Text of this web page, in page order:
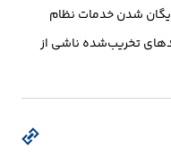
شدن خدمات نظام
تخریب‌شده ناشی از